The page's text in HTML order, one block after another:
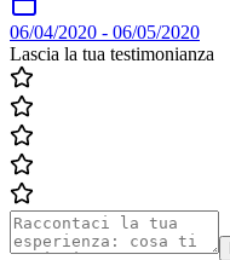
06/04/2020 - 06/05/2020
Lascia la tua testimonianza